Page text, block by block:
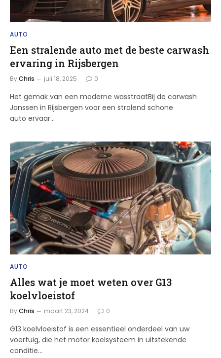
AUTO
Een stralende auto met de beste carwash
ervaring in Rijsbergen
ByChris juli 18, 2025 0
Het gemak van een moderne wasstraatBij de carwash
Janssen in Rijsbergen voor een stralend schone
auto ervaar…
AUTO
Alles wat je moet weten over G13
koelvloeistof
ByChris maart 23, 2024 0
G13 koelvloeistof is een essentieel onderdeel van uw
voertuig, die het motor koelsysteem in uitstekende
conditie…